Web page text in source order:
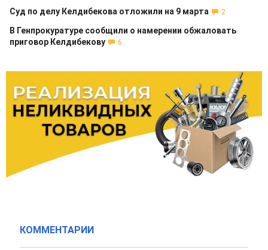
Суд по делу Келдибекова отложили на 9 марта 2
В Генпрокуратуре сообщили о намерении обжаловать
приговор Келдибекову
6
КОММЕНТАРИИ